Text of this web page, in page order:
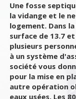
Une fosse
la vidange et le
logement. Dans
surface de 13.7
plusieurs
à un système
société vous
pour la mise en
autre opération
eaux usées. Les